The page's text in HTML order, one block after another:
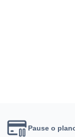
Pause o